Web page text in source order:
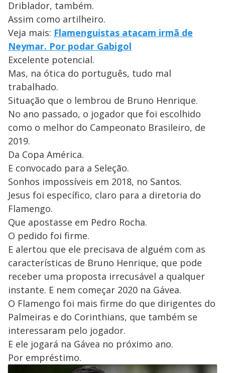
Driblador, também.
Assim como artilheiro.
Veja mais: Flamenguistas atacam irmã de
Neymar. Por podar Gabigol
Excelente potencial.
Mas, na ótica do português, tudo mal
trabalhado.
Situação que o lembrou de Bruno Henrique.
No ano passado, o jogador que foi escolhido
como o melhor do Campeonato Brasileiro, de
2019.
Da Copa América.
E convocado para a Seleção.
Sonhos impossíveis em 2018, no Santos.
Jesus foi específico, claro para a diretoria do
Flamengo.
Que apostasse em Pedro Rocha.
O pedido foi firme.
E alertou que ele precisava de alguém com as
características de Bruno Henrique, que pode
receber uma proposta irrecusável a qualquer
instante. E nem começar 2020 na Gávea.
O Flamengo foi mais firme do que dirigentes do
Palmeiras e do Corinthians, que também se
interessaram pelo jogador.
E ele jogará na Gávea no próximo ano.
Por empréstimo.